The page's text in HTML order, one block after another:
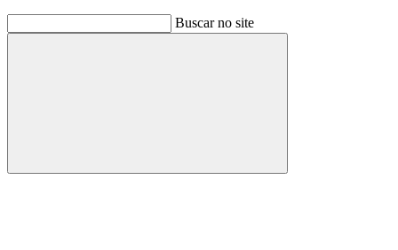
Buscar no site
Buscar